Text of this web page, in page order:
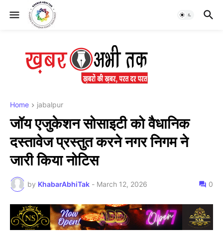
Home jabalpur
जॉय एजुकेशन सोसाइटी को वैधानिक
दस्तावेज प्रस्तुत करने नगर निगम ने
जारी किया नोटिस
by KhabarAbhiTak - March 12, 2026 0